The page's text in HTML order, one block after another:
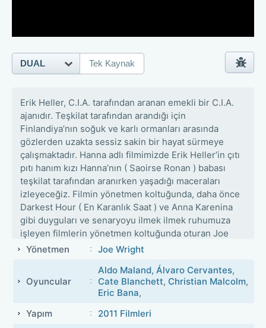
Erik Heller, C.I.A. tarafından aranan emekli bir C.I.A.
ajanıdır. Teşkilat tarafından arandığı için
Finlandiya’nın soğuk ve karlı ormanları arasında
gözlerden uzakta sessiz sakin bir hayat sürmeye
çalışmaktadır. Hanna adlı filmimizde Erik Heller’in çıtı
pıtı hanım kızı Hanna’nın ( Saoirse Ronan ) babası
teşkilat tarafından aranırken yaşadığı maceraları
izleyeceğiz. Filmin yönetmen koltuğunda, daha önce
Darkest Hour ( En Karanlık Saat ) ve Anna Karenina
gibi duyguları ve senaryoyu ilmek ilmek ruhumuza
işleyen filmlerin yönetmen koltuğunda oturan Joe
Wright oturuyor. Hanna emekli C.I.A. ajanı babası
askerin gücüne, bir suikastçinin sessizliğine ve bir
dedektifin titizliğine sahiptir. Yaşıtlarından tamamen
farklı bir hayat süren Hanna babası tarafından
kendisine verilen bir görev ile daha da değişecektir.
Yönetmen Joe Wright
Oyuncular
Aldo Maland, Álvaro Cervantes,
Cate Blanchett, Christian Malcolm,
Eric Bana,
Yapım
2011 Filmleri
DUAL Tek Kaynak